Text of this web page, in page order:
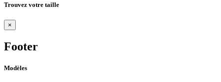
Trouvez votre taille
×
Footer
Modèles